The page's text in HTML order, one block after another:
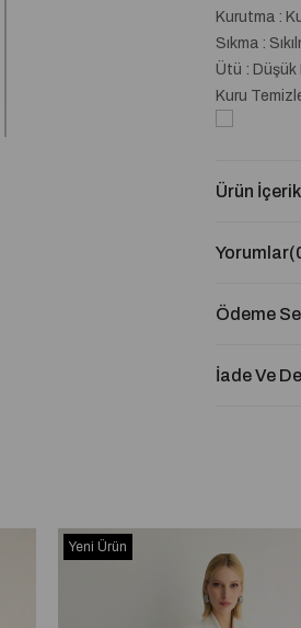
Kurutma :
Sıkma :
Ütü : Düşük
Kuru
Ürün
Yorumlar
Ödeme
İade Ve
Yeni Ürün